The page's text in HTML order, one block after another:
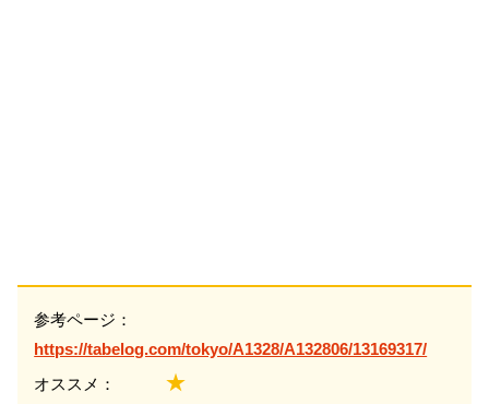
参考ページ：
https://tabelog.com/tokyo/A1328/A132806/13169317/
オススメ： ★